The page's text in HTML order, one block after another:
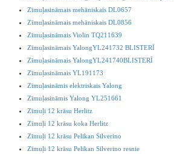
Zīmuļasināmais mehāniskais DL0657
Zīmuļasināmais mehāniskais DL0856
Zīmuļasināmais Violin TQ211639
Zīmuļasināmais YalongYL241732 BLISTERĪ
Zīmuļasināmais YalongYL241740BLISTERĪ
Zīmuļasināmais YL191173
Zīmuļasināmis elektriskais Yalong
Zīmuļasināmis Yalong YL251661
Zīmuļi 12 krāsu Herlitz
Zīmuļi 12 krāsu koka Herlitz
Zīmuļi 12 krāsu Pelikan Silverino
Zīmuļi 12 krāsu Pelikan Silverino resnie